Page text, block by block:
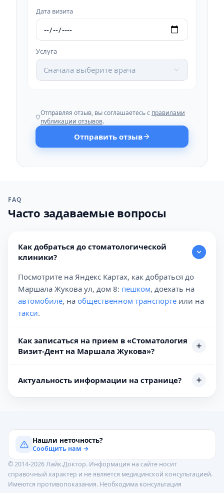
Дата визита
Услуга
Сначала выберите врача
Отправляя отзыв, вы соглашаетесь с правилами
публикации отзывов.
Отправить отзыв
FAQ
Часто задаваемые вопросы
Как добраться до стоматологической
клиники?
Посмотрите на Яндекс Картах, как добраться до
Маршала Жукова ул, дом 8: пешком, доехать на
автомобиле, на общественном транспорте или на
такси.
Как записаться на прием в «Стоматология
Визит-Дент на Маршала Жукова»?
Актуальность информации на странице?
Нашли неточность?
Сообщить нам →
© 2014-2026 Лайк.Доктор. Информация на сайте носит
справочный характер и не является медицинской консультацией.
Имеются противопоказания. Необходима консультация